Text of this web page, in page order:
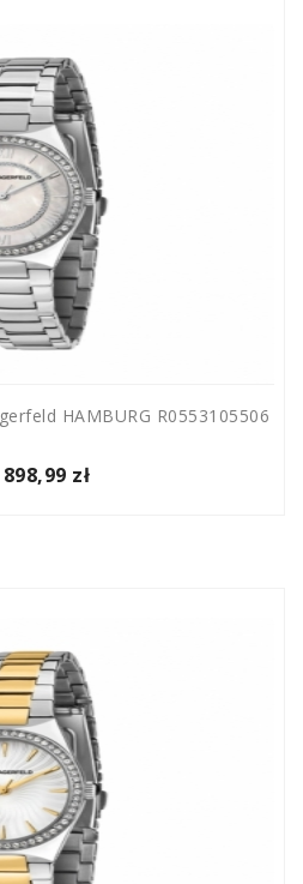
HAMBURG R0553105506
898,99 zł